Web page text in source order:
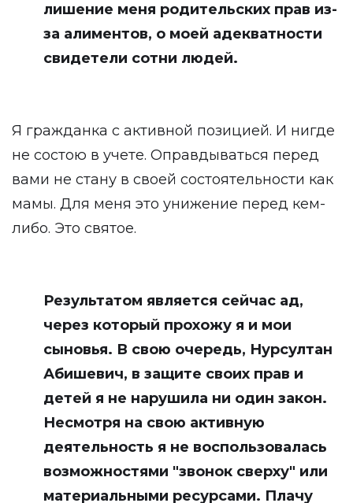
лишение меня родительских прав из-
за алиментов, о моей адекватности
свидетели сотни людей.
Я гражданка с активной позицией. И нигде
не состою в учете. Оправдываться перед
вами не стану в своей состоятельности как
мамы. Для меня это унижение перед кем-
либо. Это святое.
Результатом является сейчас ад,
через который прохожу я и мои
сыновья. В свою очередь, Нурсултан
Абишевич, в защите своих прав и
детей я не нарушила ни один закон.
Несмотря на свою активную
деятельность я не воспользовалась
возможностями "звонок сверху" или
материальными ресурсами. Плачу